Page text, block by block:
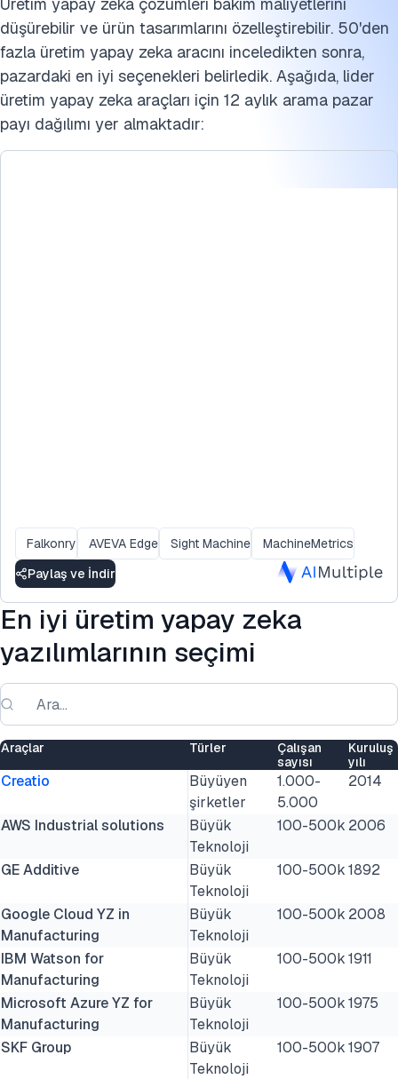
düşürebilir ve ürün tasarımlarını özelleştirebilir. 50'den
fazla üretim yapay zeka aracını inceledikten sonra,
pazardaki en iyi seçenekleri belirledik. Aşağıda, lider
üretim yapay zeka araçları için 12 aylık arama pazar
payı dağılımı yer almaktadır:
Falkonry AVEVA Edge Sight Machine
MachineMetrics
Paylaş ve İndir
En iyi üretim yapay zeka
yazılımlarının seçimi
Araçlar Türler
Çalışan
sayısı
Kuruluş
yılı
Creatio
Büyüyen
şirketler
1.000-
5.000
2014
AWS Industrial solutions
Büyük
Teknoloji
100-500k 2006
GE Additive
Büyük
Teknoloji
100-500k1892
Google Cloud YZ in
Manufacturing
Büyük
Teknoloji
100-500k 2008
IBM Watson for
Manufacturing
Büyük
Teknoloji
100-500k1911
Microsoft Azure YZ for
Manufacturing
Büyük
Teknoloji
100-500k1975
SKF Group
Büyük
Teknoloji
100-500k1907